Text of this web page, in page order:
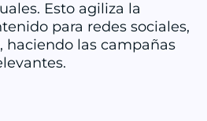
Esto agiliza la
para redes sociales,
haciendo las campañas